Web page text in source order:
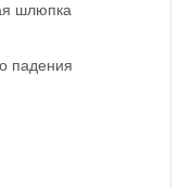
шлюпка
падения